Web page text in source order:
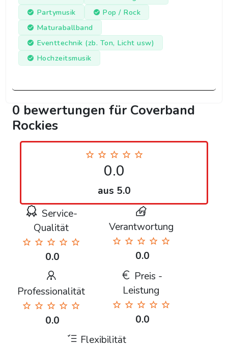
Partymusik
Pop / Rock
Maturaballband
Eventtechnik (zb. Ton, Licht usw)
Hochzeitsmusik
0 bewertungen für Coverband
Rockies
0.0
aus 5.0
Service-
Qualität
0.0
Verantwortung
0.0
Professionalität
0.0
Preis -
Leistung
0.0
Flexibilität